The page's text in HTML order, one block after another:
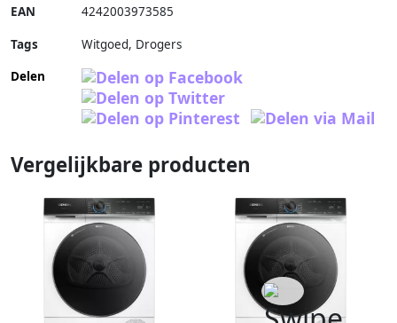
EAN 4242003973585
Tags
Witgoed, Drogers
Delen
Vergelijkbare producten